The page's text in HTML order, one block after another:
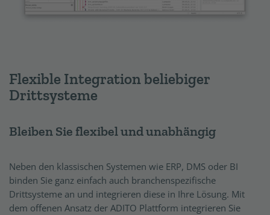
Flexible Integration beliebiger
Drittsysteme
Bleiben Sie flexibel und unabhängig
Neben den klassischen Systemen wie ERP, DMS oder BI
binden Sie ganz einfach auch branchenspezifische
Drittsysteme an und integrieren diese in Ihre Lösung. Mit
dem offenen Ansatz der ADITO Plattform integrieren Sie